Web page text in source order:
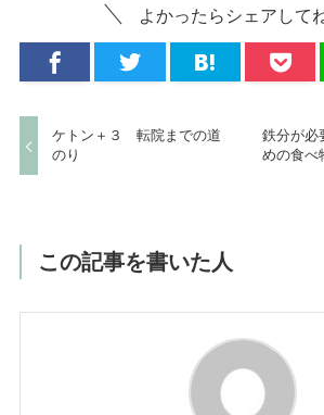
よかったらシェアして
ケトン＋３ 転院までの道
のり
鉄分が
めの食
この記事を書いた人